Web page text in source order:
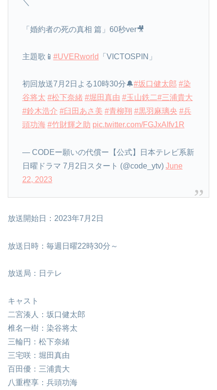
＼
「婚約者の死の真相 篇」60秒ver🎥
主題歌📱 #UVERworld 「VICTOSPIN」
初回放送7月2日よる10時30分🔔#坂口健太郎 #染
谷将太 #松下奈緒 #堀田真由 #玉山鉄二#三浦貴大
#鈴木浩介 #臼田あさ美 #青柳翔 #黒羽麻璃央 #兵
頭功海 #竹財輝之助 pic.twitter.com/FGJxAIfv1R
— CODEー願いの代償ー【公式】日本テレビ系新
日曜ドラマ 7月2日スタート (@code_ytv) June
22, 2023
放送開始日：2023年7月2日
放送日時：毎週日曜22時30分～
放送局：日テレ
キャスト
二宮湊人：坂口健太郎
椎名一樹：染谷将太
三輪円：松下奈緒
三宅咲：堀田真由
百田優：三浦貴大
八重樫享：兵頭功海